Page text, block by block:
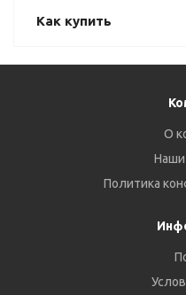
Как купить
О
Наши
Политика